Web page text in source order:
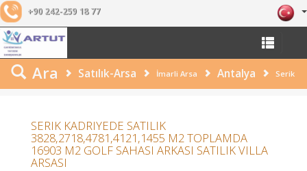
+90 242-259 18 77
Ara Satılık-Arsa İmarli Arsa Antalya Serik
SERIK KADRIYEDE SATILIK
3828,2718,4781,4121,1455 M2 TOPLAMDA
16903 M2 GOLF SAHASI ARKASI SATILIK VILLA
ARSASI